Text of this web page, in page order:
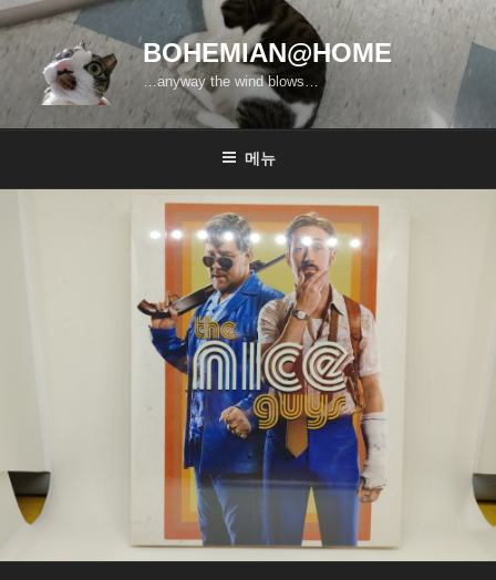
콘
텐
바
BOHEMIAN@HOME
…anyway the wind blows…
메뉴